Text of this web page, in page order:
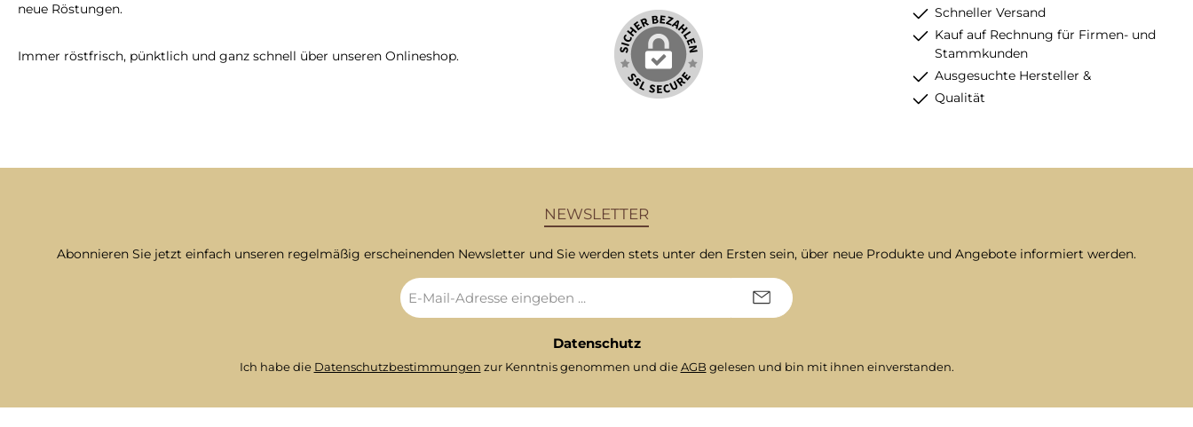
neue Röstungen.
Immer röstfrisch, pünktlich und ganz schnell über unseren Onlineshop.
Schneller Versand
Kauf auf Rechnung für Firmen- und
Stammkunden
Ausgesuchte Hersteller &
Qualität
NEWSLETTER
Abonnieren Sie jetzt einfach unseren regelmäßig erscheinenden Newsletter und Sie werden stets unter den Ersten sein, über neue Produkte und Angebote informiert werden.
E-
Mail-
Adresse
Datenschutz
Ich habe die Datenschutzbestimmungen zur Kenntnis genommen und dieAGB gelesen und bin mit ihnen einverstanden.